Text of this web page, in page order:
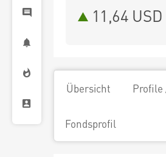
11,64 USD
Übersicht Profile
Fondsprofil